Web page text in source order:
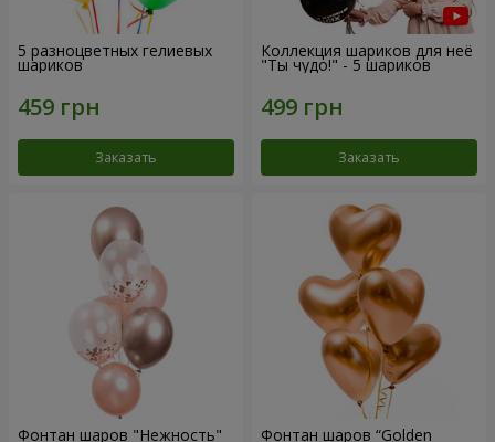
5 разноцветных гелиевых
шариков
Заказать
Коллекция шариков для неё
"Ты чудо!" - 5 шариков
Заказать
Фонтан шаров "Нежность" Фонтан шаров “Golden